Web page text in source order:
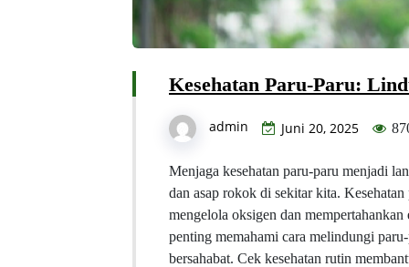
Kesehatan Paru-Paru:
admin Juni 20, 2025
Menjaga kesehatan paru-paru menjadi
dan asap rokok di sekitar kita.
mengelola oksigen dan
penting memahami cara melindungi
bersahabat. Cek kesehatan rutin